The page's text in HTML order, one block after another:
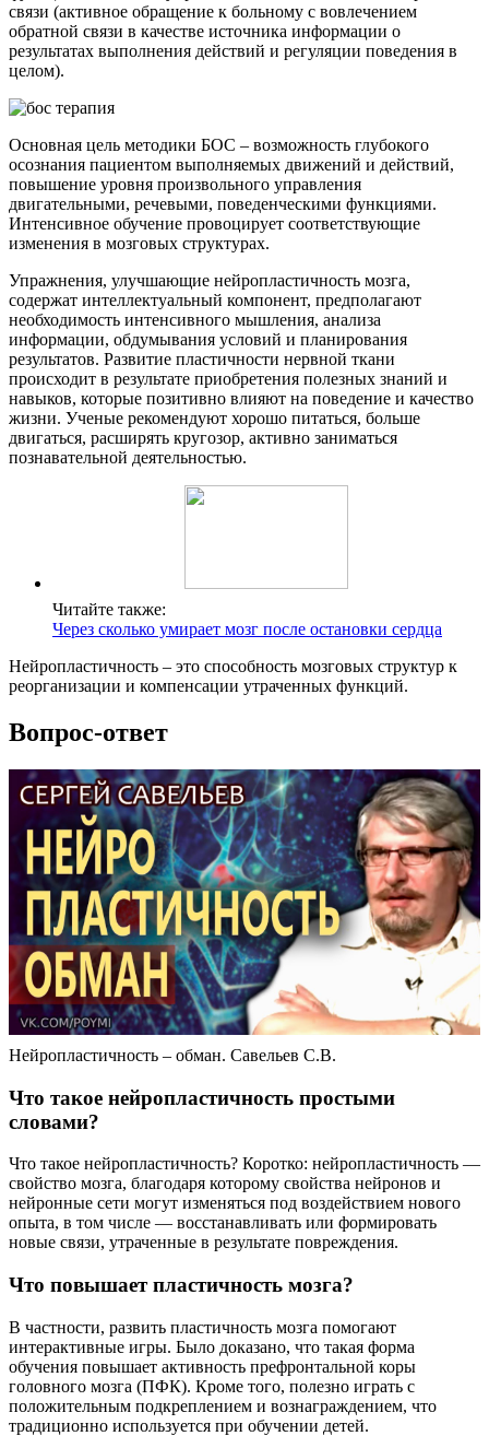
связи (активное обращение к больному с вовлечением
обратной связи в качестве источника информации о
результатах выполнения действий и регуляции поведения в
целом).
Основная цель методики БОС – возможность глубокого
осознания пациентом выполняемых движений и действий,
повышение уровня произвольного управления
двигательными, речевыми, поведенческими функциями.
Интенсивное обучение провоцирует соответствующие
изменения в мозговых структурах.
Упражнения, улучшающие нейропластичность мозга,
содержат интеллектуальный компонент, предполагают
необходимость интенсивного мышления, анализа
информации, обдумывания условий и планирования
результатов. Развитие пластичности нервной ткани
происходит в результате приобретения полезных знаний и
навыков, которые позитивно влияют на поведение и качество
жизни. Ученые рекомендуют хорошо питаться, больше
двигаться, расширять кругозор, активно заниматься
познавательной деятельностью.
Читайте также:
Через сколько умирает мозг после остановки сердца
Нейропластичность – это способность мозговых структур к
реорганизации и компенсации утраченных функций.
Вопрос-ответ
Нейропластичность – обман. Савельев С.В.
Что такое нейропластичность простыми
словами?
Что такое нейропластичность? Коротко: нейропластичность —
свойство мозга, благодаря которому свойства нейронов и
нейронные сети могут изменяться под воздействием нового
опыта, в том числе — восстанавливать или формировать
новые связи, утраченные в результате повреждения.
Что повышает пластичность мозга?
В частности, развить пластичность мозга помогают
интерактивные игры. Было доказано, что такая форма
обучения повышает активность префронтальной коры
головного мозга (ПФК). Кроме того, полезно играть с
положительным подкреплением и вознаграждением, что
традиционно используется при обучении детей.